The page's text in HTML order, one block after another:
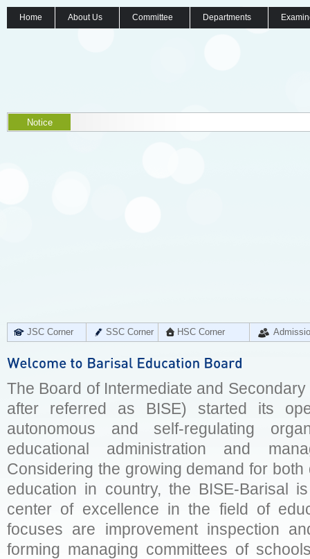
Home About Us Committee Departments
Notice
JSC Corner SSC Corner HSC Corner
The Board of Intermediate and
after referred as BISE) started its
autonomous and self-regulating
educational administration and
Considering the growing demand for
education in country, the BISE-Barisal
center of excellence in the field of
focuses are improvement inspection
forming managing committees of